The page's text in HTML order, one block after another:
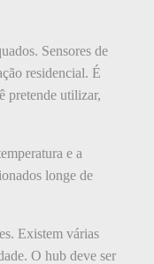
Sensores de
residencial. É
pretende utilizar,
e a
longe de
Existem várias
O hub deve ser